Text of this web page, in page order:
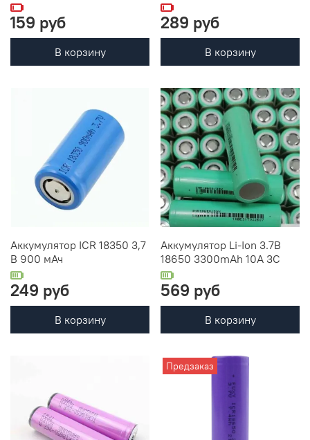
159 руб
В корзину
289 руб
В корзину
Аккумулятор ICR 18350 3,7
В 900 мАч
249 руб
В корзину
Аккумулятор Li-Ion 3.7В
18650 3300mAh 10А 3C
569 руб
В корзину
Предзаказ